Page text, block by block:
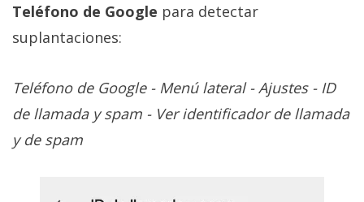
Teléfono de Google para detectar
suplantaciones:
Teléfono de Google - Menú lateral - Ajustes - ID
de llamada y spam - Ver identificador de llamada
y de spam